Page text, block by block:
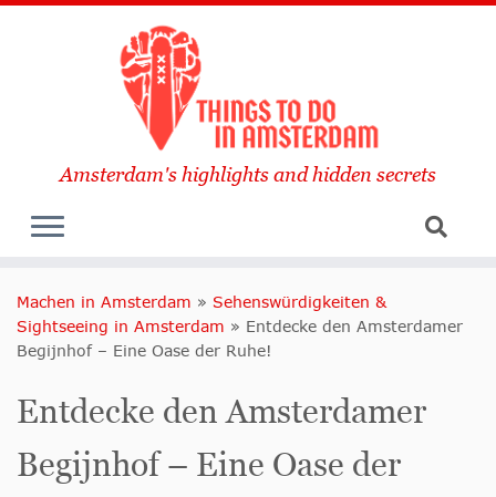
Amsterdam's highlights and hidden secrets
Machen in Amsterdam » Sehenswürdigkeiten &
Sightseeing in Amsterdam » Entdecke den Amsterdamer
Begijnhof – Eine Oase der Ruhe!
Entdecke den Amsterdamer
Begijnhof – Eine Oase der